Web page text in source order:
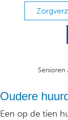
Senioren
Oudere
Een op de tien